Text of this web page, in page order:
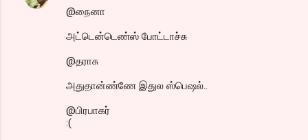
@நைனா
அட்டென்டெண்ஸ் போட்டாச்சு
@தராசு
அதுதான்ண்ணே இதுல ஸ்பெஷல்..
@பிரபாகர்
:(